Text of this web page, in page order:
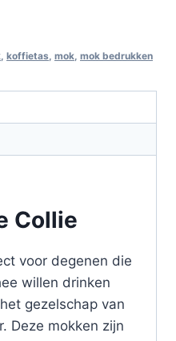
koffietas mok mok bedrukken
Collie
voor degenen die
willen drinken
gezelschap van
Deze mokken zijn